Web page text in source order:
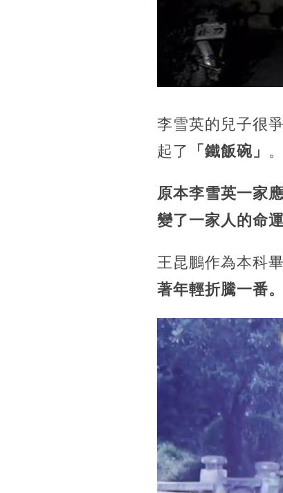
李雪英的兒子很
起了
「鐵飯碗」 。
原本李雪英一家
變了一家人的命運
王昆鵬作為本科
著年輕折騰一番。